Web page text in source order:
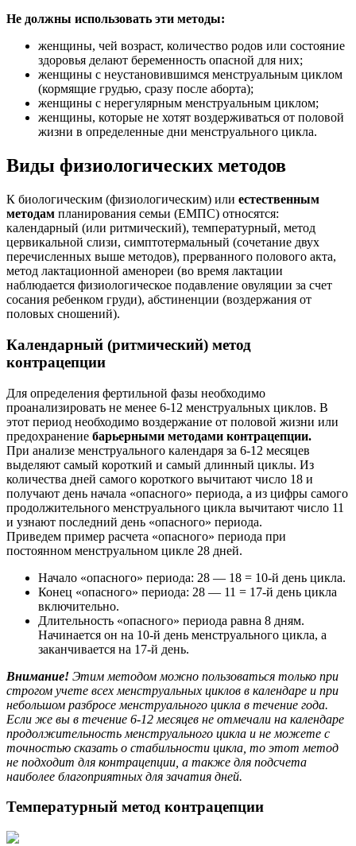
Не должны использовать эти методы:
женщины, чей возраст, количество родов или состояние
здоровья делают беременность опасной для них;
женщины с неустановившимся менструальным циклом
(кормящие грудью, сразу после аборта);
женщины с нерегулярным менструальным циклом;
женщины, которые не хотят воздерживаться от половой
жизни в определенные дни менструального цикла.
Виды физиологических методов
К биологическим (физиологическим) или естественным
методам планирования семьи (ЕМПС) относятся:
календарный (или ритмический), температурный, метод
цервикальной слизи, симптотермальный (сочетание двух
перечисленных выше методов), прерванного полового акта,
метод лактационной аменореи (во время лактации
наблюдается физиологическое подавление овуляции за счет
сосания ребенком груди), абстиненции (воздержания от
половых сношений).
Календарный (ритмический) метод
контрацепции
Для определения фертильной фазы необходимо
проанализировать не менее 6-12 менструальных циклов. В
этот период необходимо воздержание от половой жизни или
предохранение барьерными методами контрацепции.
При анализе менструального календаря за 6-12 месяцев
выделяют самый короткий и самый длинный циклы. Из
количества дней самого короткого вычитают число 18 и
получают день начала «опасного» периода, а из цифры самого
продолжительного менструального цикла вычитают число 11
и узнают последний день «опасного» периода.
Приведем пример расчета «опасного» периода при
постоянном менструальном цикле 28 дней.
Начало «опасного» периода: 28 — 18 = 10-й день цикла.
Конец «опасного» периода: 28 — 11 = 17-й день цикла
включительно.
Длительность «опасного» периода равна 8 дням.
Начинается он на 10-й день менструального цикла, а
заканчивается на 17-й день.
Внимание! Этим методом можно пользоваться только при
строгом учете всех менструальных циклов в календаре и при
небольшом разбросе менструального цикла в течение года.
Если же вы в течение 6-12 месяцев не отмечали на календаре
продолжительность менструального цикла и не можете с
точностью сказать о стабильности цикла, то этот метод
не подходит для контрацепции, а также для подсчета
наиболее благоприятных для зачатия дней.
Температурный метод контрацепции